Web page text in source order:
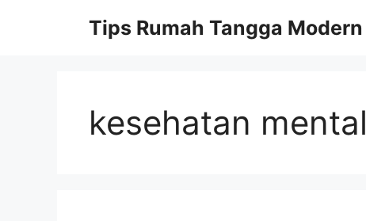
Tips Rumah Tangga Modern
kesehatan mental